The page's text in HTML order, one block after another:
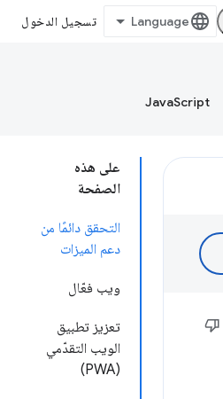
تسجيل الدخول
JavaScript
على هذه
الصفحة
التحقق دائمًا من
دعم الميزات
ويب فعّال
تعزيز تطبيق
الويب التقدّمي
(PWA)